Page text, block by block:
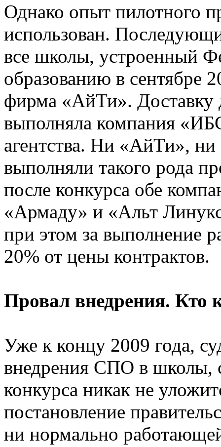
Однако опыт пилотного
использован.
все школы, устроенный
образованию в сентябре
фирма «АйТи».
выполняла компания
агентства. Ни «АйТи»,
выполняли такого рода
после конкурса обе
«Армаду» и «Альт
при этом за выполнение
20% от цены контрактов.
Провал внедрения. Кто
Уже к концу 2009 года,
внедрения СПО в школы,
конкурса никак не
постановление
ни нормально